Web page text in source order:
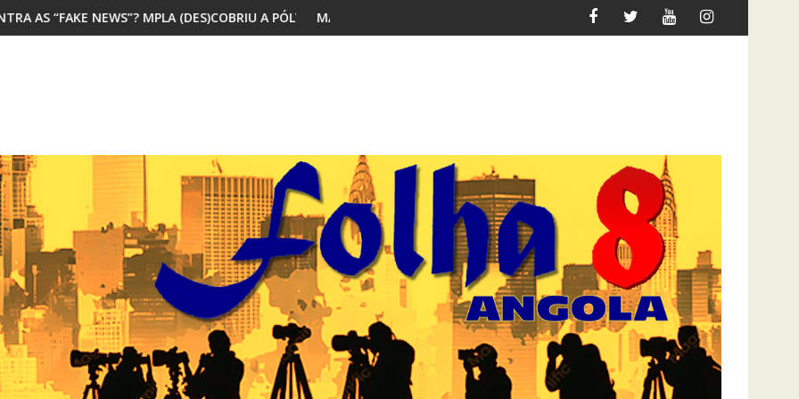
(DES)COBRIU A PÓLVORAMAIORIA DOS JOVENS AFRICANOS QUER MIGRAR ATAQUE À UNITEL AINDA AFECTA A VIDA DOS